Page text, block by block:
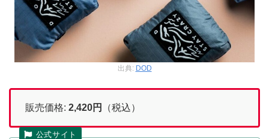
出典: DOD
販売価格: 2,420円 （税込）